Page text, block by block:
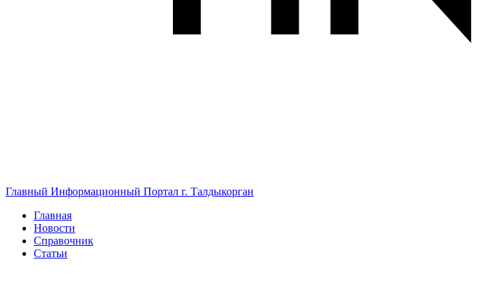
Главный Информационный Портал г. Талдыкорган
Главная
Новости
Справочник
Статьи